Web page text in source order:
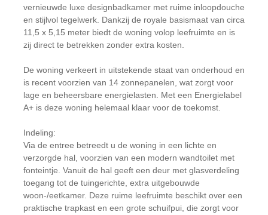
vernieuwde luxe designbadkamer met ruime inloopdouche
en stijlvol tegelwerk. Dankzij de royale basismaat van circa
11,5 x 5,15 meter biedt de woning volop leefruimte en is
zij direct te betrekken zonder extra kosten.
De woning verkeert in uitstekende staat van onderhoud en
is recent voorzien van 14 zonnepanelen, wat zorgt voor
lage en beheersbare energielasten. Met een Energielabel
A+ is deze woning helemaal klaar voor de toekomst.
Indeling:
Via de entree betreedt u de woning in een lichte en
verzorgde hal, voorzien van een modern wandtoilet met
fonteintje. Vanuit de hal geeft een deur met glasverdeling
toegang tot de tuingerichte, extra uitgebouwde
woon-/eetkamer. Deze ruime leefruimte beschikt over een
praktische trapkast en een grote schuifpui, die zorgt voor